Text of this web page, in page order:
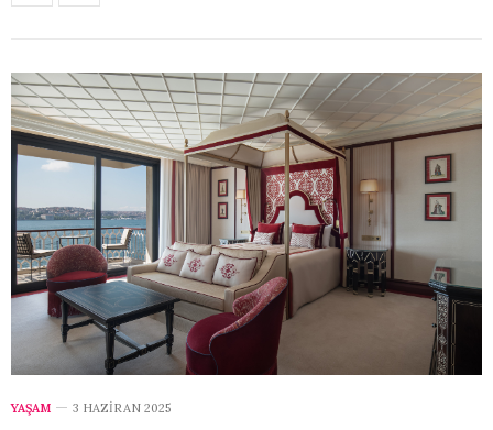
YAŞAM 3 HAZIRAN 2025